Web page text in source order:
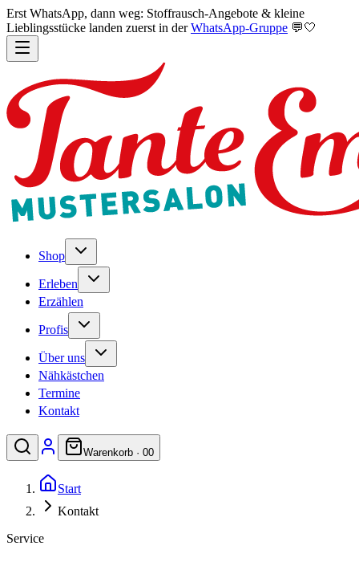
Erst WhatsApp, dann weg: Stoffrausch-Angebote & kleine
Lieblingsstücke landen zuerst in der WhatsApp-Gruppe 💬🤍
Shop
Erleben
Erzählen
Profis
Über uns
Nähkästchen
Termine
Kontakt
Warenkorb · 00
Start
Kontakt
Service